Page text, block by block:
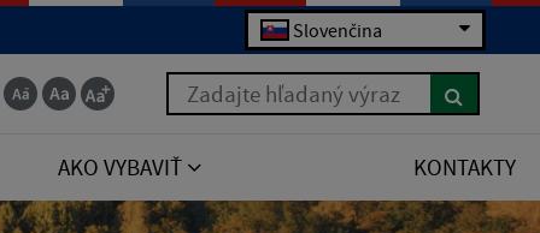
Slovenčina
Zadajte hľadaný výraz
AKO VYBAVIŤ KONTAKTY